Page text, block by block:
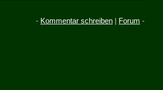
- Kommentar schreiben | Forum -